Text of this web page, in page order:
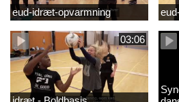
eud-idræt-opvarmning
03:06